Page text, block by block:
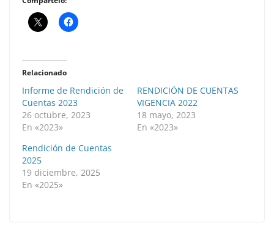
Relacionado
Informe de Rendición de
Cuentas 2023
26 octubre, 2023
En «2023»
RENDICIÓN DE CUENTAS
VIGENCIA 2022
18 mayo, 2023
En «2023»
Rendición de Cuentas
2025
19 diciembre, 2025
En «2025»